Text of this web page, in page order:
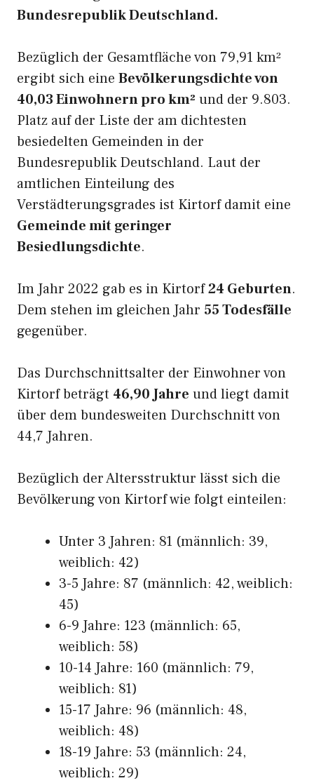
Bundesrepublik Deutschland.
Bezüglich der Gesamtfläche von 79,91 km²
ergibt sich eine Bevölkerungsdichte von
40,03 Einwohnern pro km² und der 9.803.
Platz auf der Liste der am dichtesten
besiedelten Gemeinden in der
Bundesrepublik Deutschland. Laut der
amtlichen Einteilung des
Verstädterungsgrades ist Kirtorf damit eine
Gemeinde mit geringer
Besiedlungsdichte.
Im Jahr 2022 gab es in Kirtorf24 Geburten.
Dem stehen im gleichen Jahr 55 Todesfälle
gegenüber.
Das Durchschnittsalter der Einwohner von
Kirtorf beträgt 46,90 Jahre und liegt damit
über dem bundesweiten Durchschnitt von
44,7 Jahren.
Bezüglich der Altersstruktur lässt sich die
Bevölkerung von Kirtorf wie folgt einteilen:
Unter 3 Jahren: 81 (männlich: 39,
weiblich: 42)
3-5 Jahre: 87 (männlich: 42, weiblich:
45)
6-9 Jahre: 123 (männlich: 65,
weiblich: 58)
10-14 Jahre: 160 (männlich: 79,
weiblich: 81)
15-17 Jahre: 96 (männlich: 48,
weiblich: 48)
18-19 Jahre: 53 (männlich: 24,
weiblich: 29)